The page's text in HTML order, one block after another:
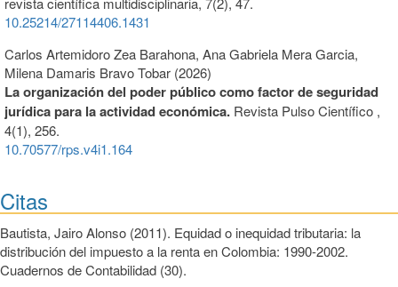
10.25214/27114406.1431
Carlos Artemidoro Zea Barahona, Ana Gabriela Mera Garcia,
Milena Damaris Bravo Tobar (2026)
La organización del poder público como factor de seguridad
jurídica para la actividad económica. Revista Pulso Científico ,
4(1), 256.
10.70577/rps.v4i1.164
Citas
Bautista, Jairo Alonso (2011). Equidad o inequidad tributaria: la
distribución del impuesto a la renta en Colombia: 1990-2002.
Cuadernos de Contabilidad (30).